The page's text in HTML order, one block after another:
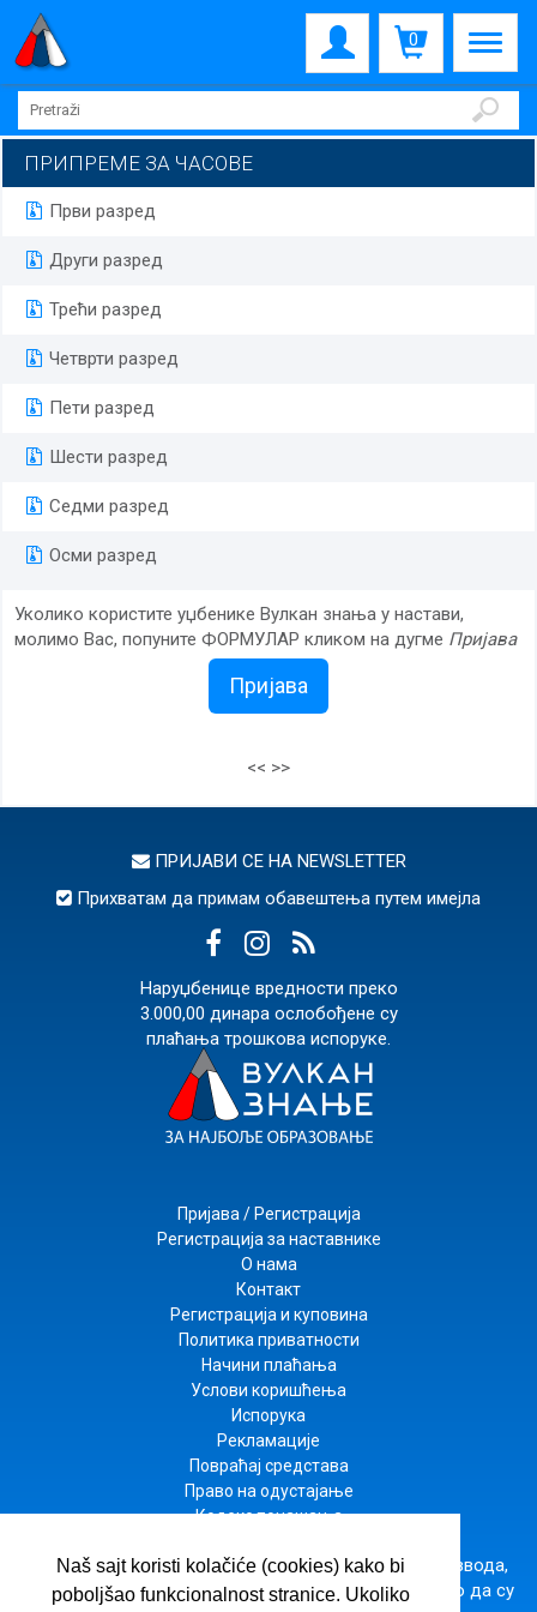
Naš sajt koristi kolačiće (cookies) kako bi
poboljšao funkcionalnost stranice. Ukoliko
0
ПРИПРЕМЕ ЗА ЧАСОВЕ
Први разред
Други разред
Трећи разред
Четврти разред
Пети разред
Шести разред
Седми разред
Осми разред
Уколико користите уџбенике Вулкан знања у настави,
молимо Вас, попуните ФОРМУЛАР кликом на дугме Пријава
Пријава
<< >>
ПРИЈАВИ СЕ НА NEWSLETTER
Прихватам да примам обавештења путем имејла
Наруџбенице вредности преко
3.000,00 динара ослобођене су
плаћања трошкова испоруке.
Пријава / Регистрација
Регистрација за наставнике
О нама
Контакт
Регистрација и куповина
Политика приватности
Начини плаћања
Услови коришћења
Испорука
Рекламације
Повраћај средстава
Право на одустајање
Кодекс понашања
Настојимо да будемо што прецизнији у опису производа,
приказу слика и цена, али не можемо да гарантујемо да су